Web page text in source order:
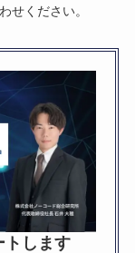
せください。
トします